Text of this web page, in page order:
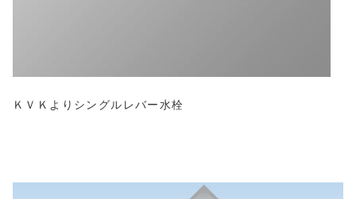
ＫＶＫよりシングルレバー水栓